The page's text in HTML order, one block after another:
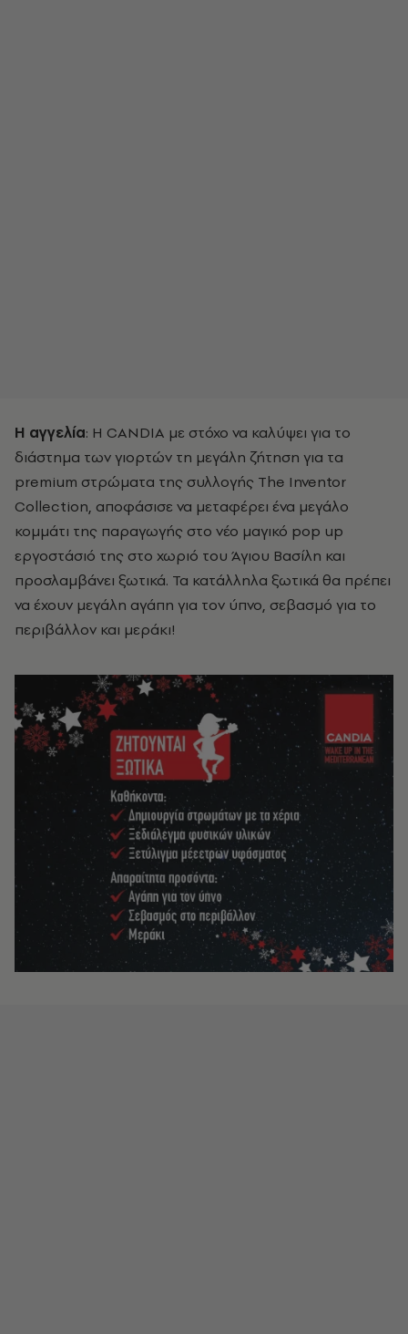
Η αγγελία: Η CANDIA με στόχο να καλύψει για το
διάστημα των γιορτών τη μεγάλη ζήτηση για τα
premium στρώματα της συλλογής Τhe Inventor
Collection, αποφάσισε να μεταφέρει ένα μεγάλο
κομμάτι της παραγωγής στο νέο μαγικό pop up
εργοστάσιό της στο χωριό του Άγιου Βασίλη και
προσλαμβάνει ξωτικά. Τα κατάλληλα ξωτικά θα πρέπει
να έχουν μεγάλη αγάπη για τον ύπνο, σεβασμό για το
περιβάλλον και μεράκι!